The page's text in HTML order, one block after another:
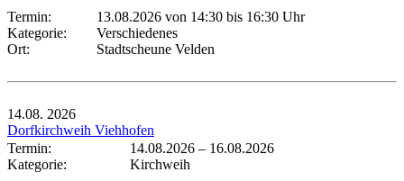
Termin: 13.08.2026 von 14:30 bis 16:30 Uhr
Kategorie:
Verschiedenes
Ort:
Stadtscheune Velden
14.08. 2026
Dorfkirchweih Viehhofen
Termin:
14.08.2026 – 16.08.2026
Kategorie:
Kirchweih